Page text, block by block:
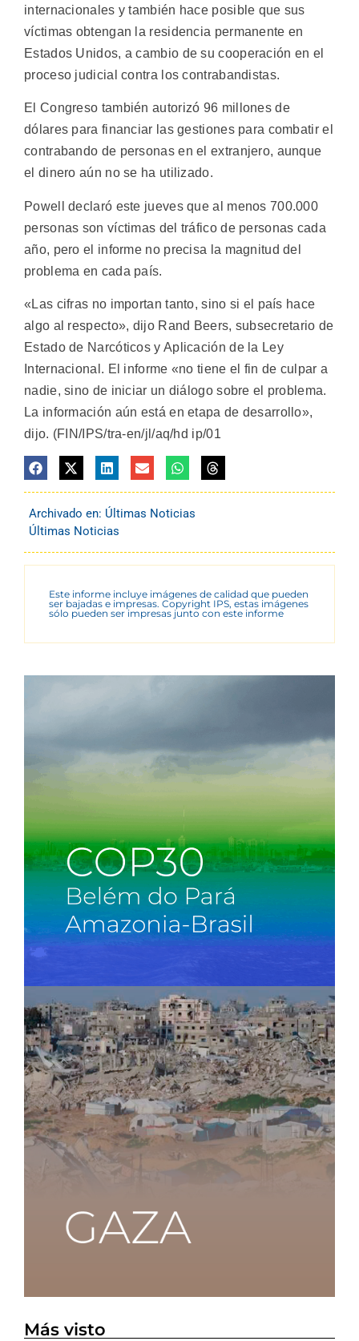
internacionales y también hace posible que sus
víctimas obtengan la residencia permanente en
Estados Unidos, a cambio de su cooperación en el
proceso judicial contra los contrabandistas.
El Congreso también autorizó 96 millones de
dólares para financiar las gestiones para combatir el
contrabando de personas en el extranjero, aunque
el dinero aún no se ha utilizado.
Powell declaró este jueves que al menos 700.000
personas son víctimas del tráfico de personas cada
año, pero el informe no precisa la magnitud del
problema en cada país.
«Las cifras no importan tanto, sino si el país hace
algo al respecto», dijo Rand Beers, subsecretario de
Estado de Narcóticos y Aplicación de la Ley
Internacional. El informe «no tiene el fin de culpar a
nadie, sino de iniciar un diálogo sobre el problema.
La información aún está en etapa de desarrollo»,
dijo. (FIN/IPS/tra-en/jl/aq/hd ip/01
Archivado en: Últimas Noticias
Últimas Noticias
Este informe incluye imágenes de calidad que pueden
ser bajadas e impresas. Copyright IPS, estas imágenes
sólo pueden ser impresas junto con este informe
Más visto